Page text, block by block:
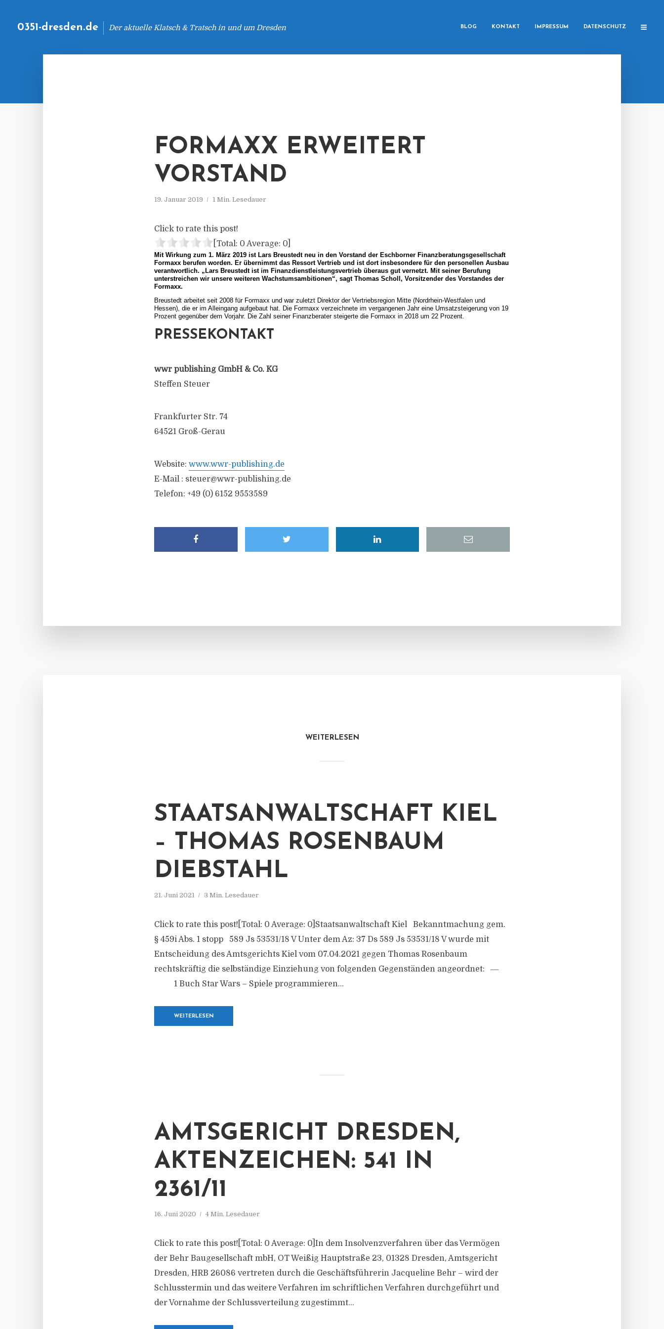
0351-dresden.de Der aktuelle Klatsch & Tratsch in und um Dresden BLOG KONTAKT IMPRESSUM DATENSCHUTZ
FORMAXX ERWEITERT
VORSTAND
19. Januar 2019 1 Min. Lesedauer
Click to rate this post!
[Total: 0 Average: 0
Mit Wirkung zum 1. März 2019 ist Lars Breustedt neu in den Vorstand der Eschborner Finanzberatungsgesellschaft
Formaxx berufen worden. Er übernimmt das Ressort Vertrieb und ist dort insbesondere für den personellen Ausbau
verantwortlich. „Lars Breustedt ist im Finanzdienstleistungsvertrieb überaus gut vernetzt. Mit seiner Berufung
unterstreichen wir unsere weiteren Wachstumsambitionen“, sagt Thomas Scholl, Vorsitzender des Vorstandes der
Formaxx.
Breustedt arbeitet seit 2008 für Formaxx und war zuletzt Direktor der Vertriebsregion Mitte (Nordrhein-Westfalen und
Hessen), die er im Alleingang aufgebaut hat. Die Formaxx verzeichnete im vergangenen Jahr eine Umsatzsteigerung von 19
Prozent gegenüber dem Vorjahr. Die Zahl seiner Finanzberater steigerte die Formaxx in 2018 um 22 Prozent.
PRESSEKONTAKT
wwr publishing GmbH & Co. KG
Steffen Steuer
Frankfurter Str. 74
64521 Groß-Gerau
Website: www.wwr-publishing.de
E-Mail : steuer@wwr-publishing.de
Telefon: +49 (0) 6152 9553589
WEITERLESEN
STAATSANWALTSCHAFT KIEL
– THOMAS ROSENBAUM
DIEBSTAHL
21. Juni 2021 3 Min. Lesedauer
Click to rate this post![Total: 0 Average: 0]Staatsanwaltschaft Kiel Bekanntmachung gem.
§ 459i Abs. 1 stopp 589 Js 53531/18 V Unter dem Az: 37 Ds 589 Js 53531/18 V wurde mit
Entscheidung des Amtsgerichts Kiel vom 07.04.2021 gegen Thomas Rosenbaum
rechtskräftig die selbständige Einziehung von folgenden Gegenständen angeordnet: ―
1 Buch Star Wars – Spiele programmieren...
WEITERLESEN
AMTSGERICHT DRESDEN,
AKTENZEICHEN: 541 IN
2361/11
16. Juni 2020 4 Min. Lesedauer
Click to rate this post![Total: 0 Average: 0]In dem Insolvenzverfahren über das Vermögen
der Behr Baugesellschaft mbH, OT Weißig Hauptstraße 23, 01328 Dresden, Amtsgericht
Dresden, HRB 26086 vertreten durch die Geschäftsführerin Jacqueline Behr – wird der
Schlusstermin und das weitere Verfahren im schriftlichen Verfahren durchgeführt und
der Vornahme der Schlussverteilung zugestimmt...